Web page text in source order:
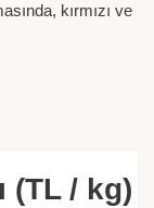
kırmızı ve
(TL / kg)